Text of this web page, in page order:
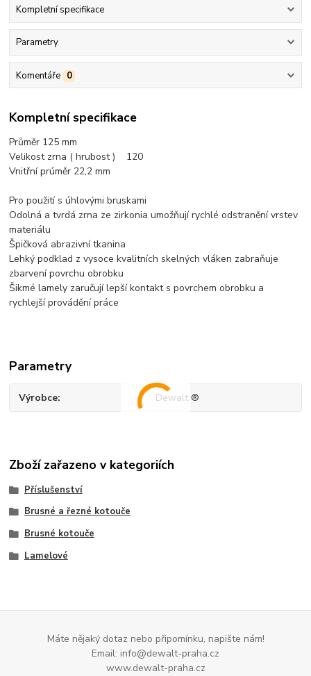
Kompletní specifikace
Parametry
Komentáře 0
Kompletní specifikace
Průměr 125 mm
Velikost zrna ( hrubost ) 120
Vnitřní prúměr 22,2 mm
Pro použití s úhlovými bruskami
Odolná a tvrdá zrna ze zirkonia umožňují rychlé odstranění vrstev
materiálu
Špičková abrazivní tkanina
Lehký podklad z vysoce kvalitních skelných vláken zabraňuje
zbarvení povrchu obrobku
Šikmé lamely zaručují lepší kontakt s povrchem obrobku a
rychlejší provádění práce
Parametry
Výrobce Dewalt ®
Zboží zařazeno v kategoriích
Příslušenství
Brusné a řezné kotouče
Brusné kotouče
Lamelové
Máte nějaký dotaz nebo připomínku, napište nám!
Email: info@dewalt-praha.cz
www.dewalt-praha.cz